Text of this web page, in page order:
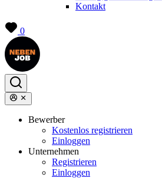
Kontakt
0
Bewerber
Kostenlos registrieren
Einloggen
Unternehmen
Registrieren
Einloggen